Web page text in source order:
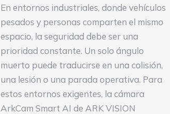
En entornos industriales, donde vehículos
pesados y personas comparten el mismo
espacio, la seguridad debe ser una
prioridad constante. Un solo ángulo
muerto puede traducirse en una colisión,
una lesión o una parada operativa. Para
estos entornos exigentes, la cámara
ArkCam Smart AI de ARK VISION